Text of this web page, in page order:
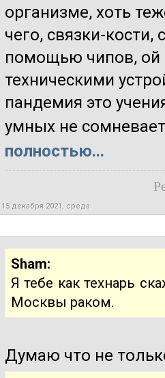
организме, хоть
чего, связки-
помощью чипов, ой
техническими
пандемия это
умных не
полностью...
15 декабря 2021, среда
Sham:
Я тебе как технарь
Москвы раком.
Думаю что не